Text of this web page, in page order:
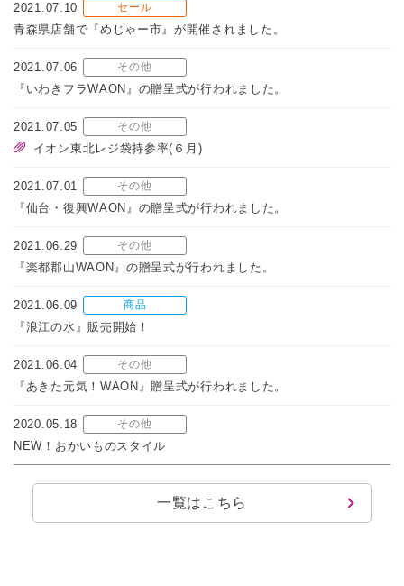
2021.07.10 セール
青森県店舗で『めじゃー市』が開催されました。
2021.07.06 その他
『いわきフラWAON』の贈呈式が行われました。
2021.07.05 その他
イオン東北レジ袋持参率(６月)
2021.07.01 その他
『仙台・復興WAON』の贈呈式が行われました。
2021.06.29 その他
『楽都郡山WAON』の贈呈式が行われました。
2021.06.09 商品
『浪江の水』販売開始！
2021.06.04 その他
『あきた元気！WAON』贈呈式が行われました。
2020.05.18 その他
NEW！おかいものスタイル
一覧はこちら